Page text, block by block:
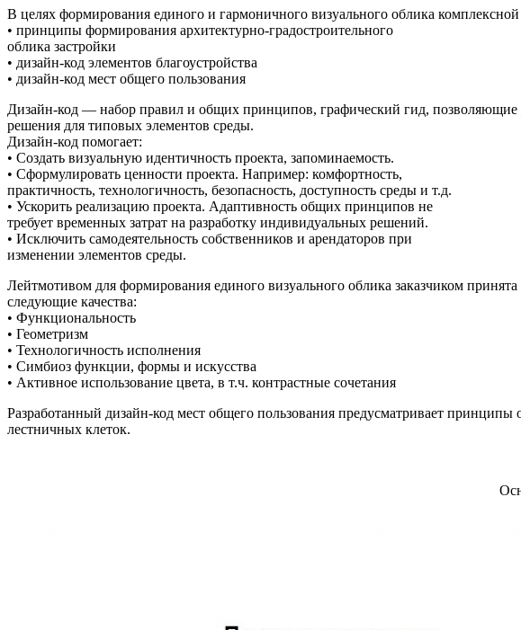
В целях формирования единого и гармоничного визуального облика
• принципы формирования архитектурно-градостроительного
облика застройки
• дизайн-код элементов благоустройства
• дизайн-код мест общего пользования
Дизайн-код — набор правил и общих принципов, графический гид,
решения для типовых элементов среды.
Дизайн-код помогает:
• Создать визуальную идентичность проекта, запоминаемость.
• Сформулировать ценности проекта. Например: комфортность,
практичность, технологичность, безопасность, доступность среды и т.д.
• Ускорить реализацию проекта. Адаптивность общих принципов не
требует временных затрат на разработку индивидуальных решений.
• Исключить самодеятельность собственников и арендаторов при
изменении элементов среды.
Лейтмотивом для формирования единого визуального облика заказчиком
следующие качества:
• Функциональность
• Геометризм
• Технологичность исполнения
• Симбиоз функции, формы и искусства
• Активное использование цвета, в т.ч. контрастные сочетания
Разработанный дизайн-код мест общего пользования предусматривает
лестничных клеток.